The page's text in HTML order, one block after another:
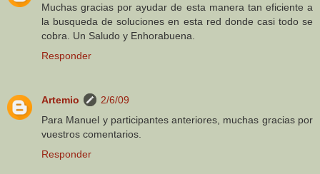
Muchas gracias por ayudar de esta manera tan eficiente a
la busqueda de soluciones en esta red donde casi todo se
cobra. Un Saludo y Enhorabuena.
Responder
Artemio
2/6/09
Para Manuel y participantes anteriores, muchas gracias por
vuestros comentarios.
Responder